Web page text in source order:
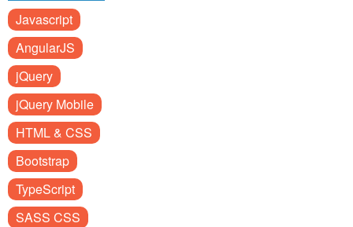
Javascript
AngularJS
jQuery
jQuery Mobile
HTML & CSS
Bootstrap
TypeScript
SASS CSS